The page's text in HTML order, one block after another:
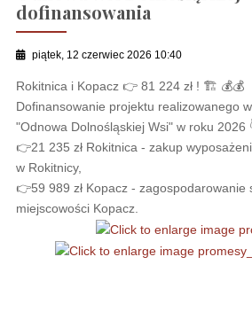
dofinansowania
piątek, 12 czerwiec 2026 10:40
Rokitnica i Kopacz 👉 81 224 zł ! 🏗 💰💰
Dofinansowanie projektu realizowanego
"Odnowa Dolnośląskiej Wsi" w roku 2026
👉21 235 zł Rokitnica - zakup
w Rokitnicy,
👉59 989 zł Kopacz - zagospodarowanie
miejscowości Kopacz.